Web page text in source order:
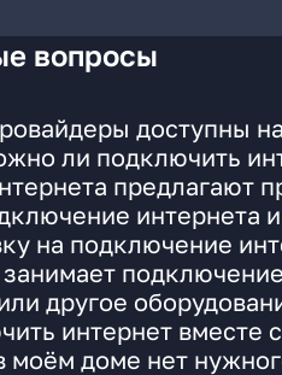
вопросы
доступны
ли подключить
предлагают
интернета
на подключение
другое
интернет вместе
моём доме нет